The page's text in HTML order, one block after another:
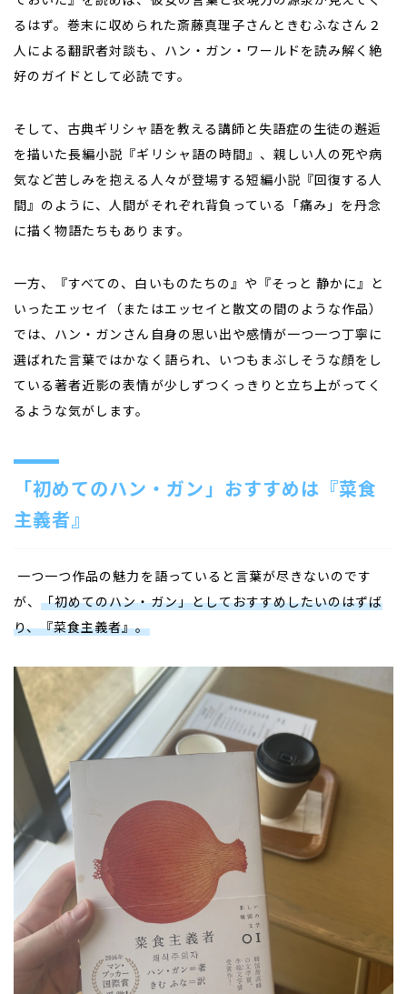
るはず。巻末に収められた斎藤真理子さんときむふなさん２
人による翻訳者対談も、ハン・ガン・ワールドを読み解く絶
好のガイドとして必読です。
そして、古典ギリシャ語を教える講師と失語症の生徒の邂逅
を描いた長編小説『ギリシャ語の時間』、親しい人の死や病
気など苦しみを抱える人々が登場する短編小説『回復する人
間』のように、人間がそれぞれ背負っている「痛み」を丹念
に描く物語たちもあります。
一方、『すべての、白いものたちの』や『そっと 静かに』と
いったエッセイ（またはエッセイと散文の間のような作品）
では、ハン・ガンさん自身の思い出や感情が一つ一つ丁寧に
選ばれた言葉ではかなく語られ、いつもまぶしそうな顔をし
ている著者近影の表情が少しずつくっきりと立ち上がってく
るような気がします。
「初めてのハン・ガン」おすすめは『菜食
主義者』
一つ一つ作品の魅力を語っていると言葉が尽きないのです
が、「初めてのハン・ガン」としておすすめしたいのはずば
り、『菜食主義者』。